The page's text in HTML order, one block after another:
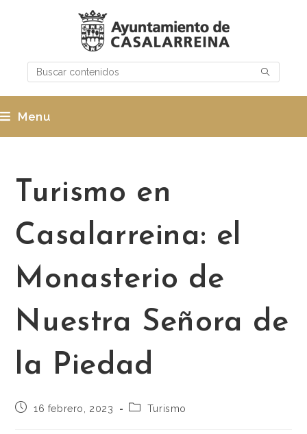
Menu
Turismo en
Casalarreina: el
Monasterio de
Nuestra Señora de
la Piedad
16 febrero, 2023 Turismo